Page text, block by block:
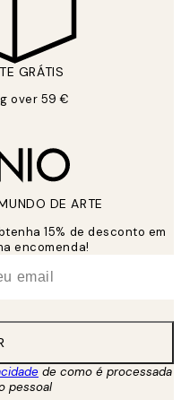
GRÁTIS
over 59 €
DE ARTE
15% de desconto em
encomenda!
de como é processada
pessoal